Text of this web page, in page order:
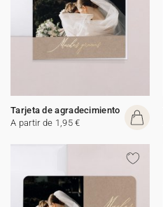
Tarjeta de agradecimiento
A partir de 1,95 €